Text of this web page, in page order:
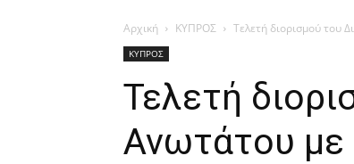
Αρχική ΚΥΠΡΟΣ Τελετή διορισμού του
ΚΥΠΡΟΣ
Τελετή
Ανωτάτου με